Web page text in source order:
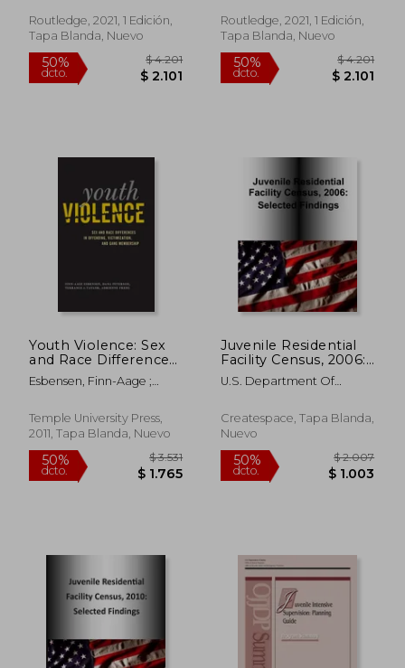
Concentrated
Disadvantage on
Outcomes
(Routledge Studies in
Routledge, 2021, 1 Edición,
Tapa Blanda, Nuevo
dcto.
Routledge, 2021, 1 Edición,
Tapa Blanda, Nuevo
50%
dcto.
Youth Violence: Sex
and Race Differences
in Offending,
Victimization, and
(en Inglés)
Esbensen, Finn-Aage ;
Terrance J.
Temple University Press,
2011, Tapa Blanda, Nuevo
Juvenile Residential
Facility Census, 2006:
Selected Findings
U.S. Department Of
Createspace, Tapa Blanda,
Nuevo